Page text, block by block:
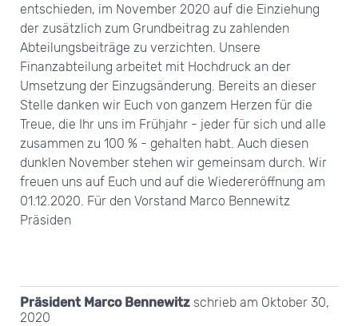
entschieden, im November 2020 auf die Einziehung
der zusätzlich zum Grundbeitrag zu zahlenden
Abteilungsbeiträge zu verzichten. Unsere
Finanzabteilung arbeitet mit Hochdruck an der
Umsetzung der Einzugsänderung. Bereits an dieser
Stelle danken wir Euch von ganzem Herzen für die
Treue, die Ihr uns im Frühjahr - jeder für sich und alle
zusammen zu 100 % - gehalten habt. Auch diesen
dunklen November stehen wir gemeinsam durch. Wir
freuen uns auf Euch und auf die Wiedereröffnung am
01.12.2020. Für den Vorstand Marco Bennewitz
Präsiden
Präsident Marco Bennewitz schrieb am Oktober 30,
2020